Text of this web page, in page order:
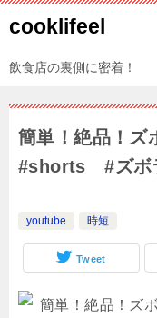
cooklifeel
飲食店の裏側に密着！
簡単！絶品！ズ
#shorts #ズボ
youtube 時短
Tweet